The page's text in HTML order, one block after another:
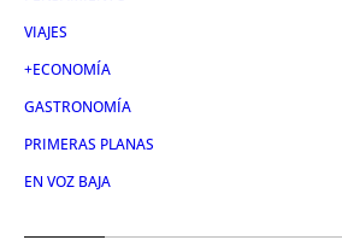
VIAJES
+ECONOMÍA
GASTRONOMÍA
PRIMERAS PLANAS
EN VOZ BAJA